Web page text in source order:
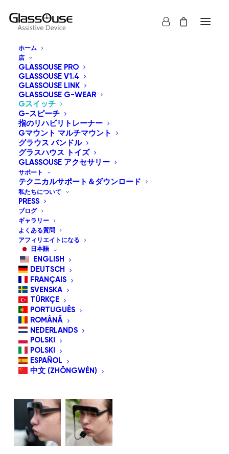
ホーム
店
GLASSOUSE PRO
GLASSOUSE V1.4
GLASSOUSE LINK
GLASSOUSE G-WEAR
Gスイッチ
G-スピーチ
指のリハビリトレーナー
Gマウント マルチマウント
グラウス バンドル
グラスハウス トイズ
GLASSOUSE アクセサリー
サポート
テクニカルサポート＆ダウンロード
私たちについて
PRESS
ブログ
ギャラリー
よくある質問
アフィリエイトになる
日本語
ENGLISH
DEUTSCH
FRANÇAIS
SVENSKA
TÜRKÇE
PORTUGUÊS
ROMÂNĂ
NEDERLANDS
POLSKI
POLSKI
ESPAÑOL
中文 (ZHŌNGWÉN)